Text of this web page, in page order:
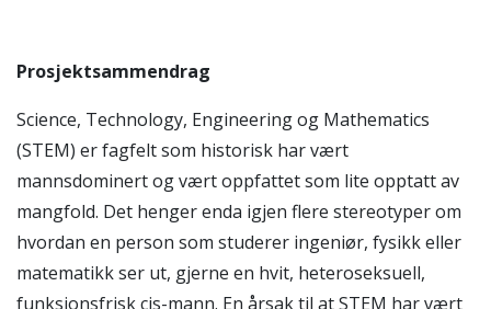
Prosjektsammendrag
Science, Technology, Engineering og Mathematics
(STEM) er fagfelt som historisk har vært
mannsdominert og vært oppfattet som lite opptatt av
mangfold. Det henger enda igjen flere stereotyper om
hvordan en person som studerer ingeniør, fysikk eller
matematikk ser ut, gjerne en hvit, heteroseksuell,
funksjonsfrisk cis-mann. En årsak til at STEM har vært